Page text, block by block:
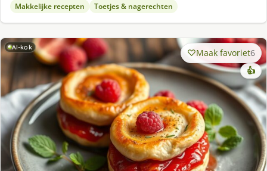
Makkelijke recepten Toetjes & nagerechten
AI-kok Maak favoriet6
👍